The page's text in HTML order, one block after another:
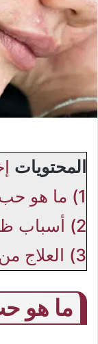
المحتويات
1) ما هو
2)
أسباب
3)
العلاج
ما هو